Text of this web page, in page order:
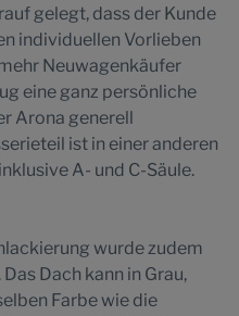
gelegt, dass der Kunde
individuellen Vorlieben
Neuwagenkäufer
eine ganz persönliche
Arona generell
ist in einer anderen
A- und C-Säule.
wurde zudem
Dach kann in Grau,
Farbe wie die